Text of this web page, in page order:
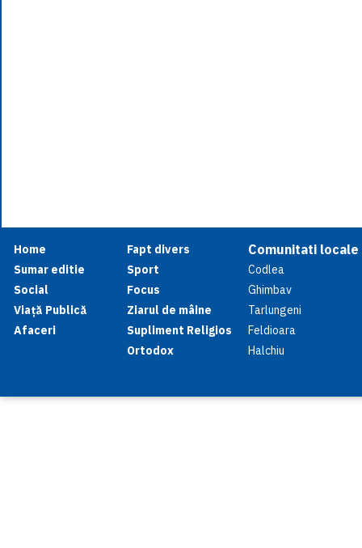
Home
Sumar editie
Social
Viață Publică
Afaceri
Fapt divers
Sport
Focus
Ziarul de mâine
Supliment Religios
Ortodox
Comunitati locale
Codlea
Ghimbav
Tarlungeni
Feldioara
Halchiu